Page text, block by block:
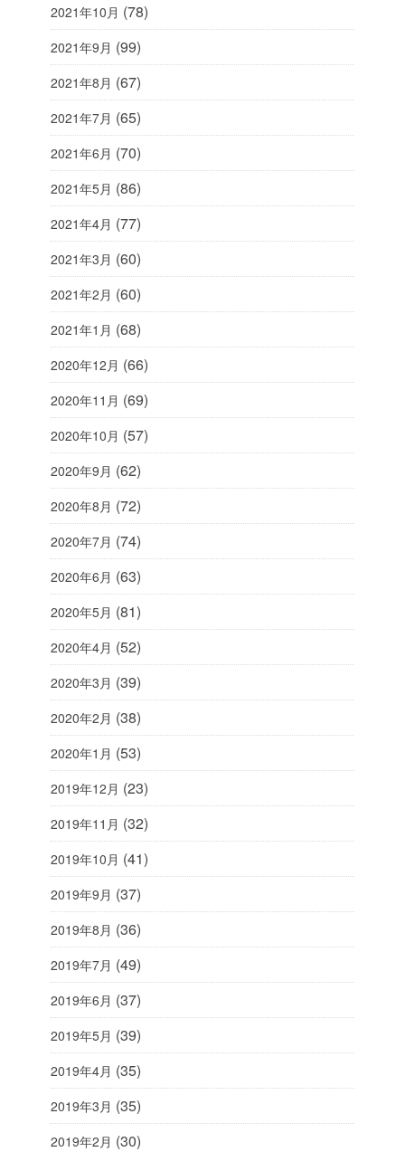
2021年10月 (78)
2021年9月 (99)
2021年8月 (67)
2021年7月 (65)
2021年6月 (70)
2021年5月 (86)
2021年4月 (77)
2021年3月 (60)
2021年2月 (60)
2021年1月 (68)
2020年12月 (66)
2020年11月 (69)
2020年10月 (57)
2020年9月 (62)
2020年8月 (72)
2020年7月 (74)
2020年6月 (63)
2020年5月 (81)
2020年4月 (52)
2020年3月 (39)
2020年2月 (38)
2020年1月 (53)
2019年12月 (23)
2019年11月 (32)
2019年10月 (41)
2019年9月 (37)
2019年8月 (36)
2019年7月 (49)
2019年6月 (37)
2019年5月 (39)
2019年4月 (35)
2019年3月 (35)
2019年2月 (30)